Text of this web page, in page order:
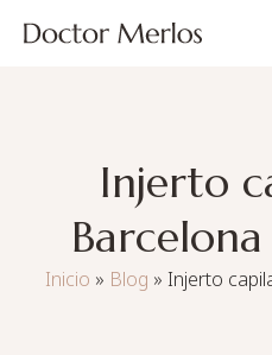
Injerto
Inicio » Blog » Injerto